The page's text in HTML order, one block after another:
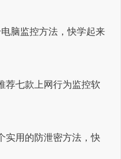
脑监控方法，快学起来
荐七款上网行为监控软
实用的防泄密方法，快